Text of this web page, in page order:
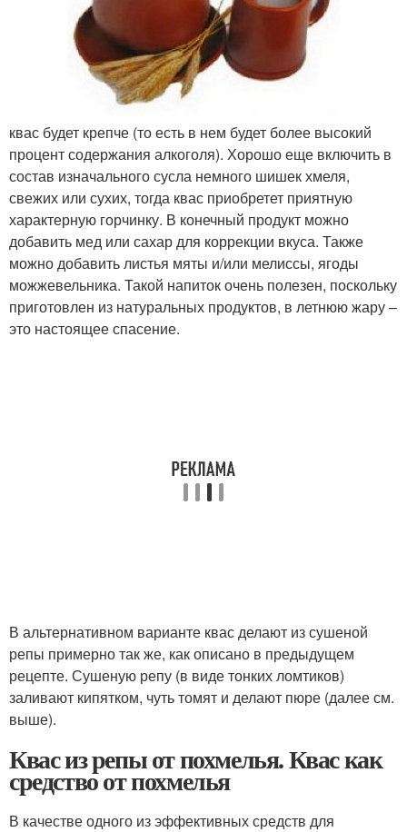
квас будет крепче (то есть в нем будет более высокий
процент содержания алкоголя). Хорошо еще включить в
состав изначального сусла немного шишек хмеля,
свежих или сухих, тогда квас приобретет приятную
характерную горчинку. В конечный продукт можно
добавить мед или сахар для коррекции вкуса. Также
можно добавить листья мяты и/или мелиссы, ягоды
можжевельника. Такой напиток очень полезен, поскольку
приготовлен из натуральных продуктов, в летнюю жару –
это настоящее спасение.
В альтернативном варианте квас делают из сушеной
репы примерно так же, как описано в предыдущем
рецепте. Сушеную репу (в виде тонких ломтиков)
заливают кипятком, чуть томят и делают пюре (далее см.
выше).
Квас из репы от похмелья. Квас как
средство от похмелья
В качестве одного из эффективных средств для